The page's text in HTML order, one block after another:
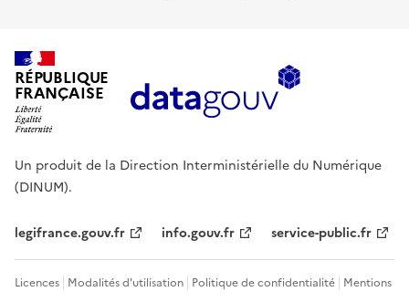
RÉPUBLIQUE
FRANÇAISE
Un produit de la Direction Interministérielle du Numérique
(DINUM).
legifrance.gouv.fr info.gouv.fr service-public.fr
Licences Modalités d'utilisation Politique de confidentialité Mentions